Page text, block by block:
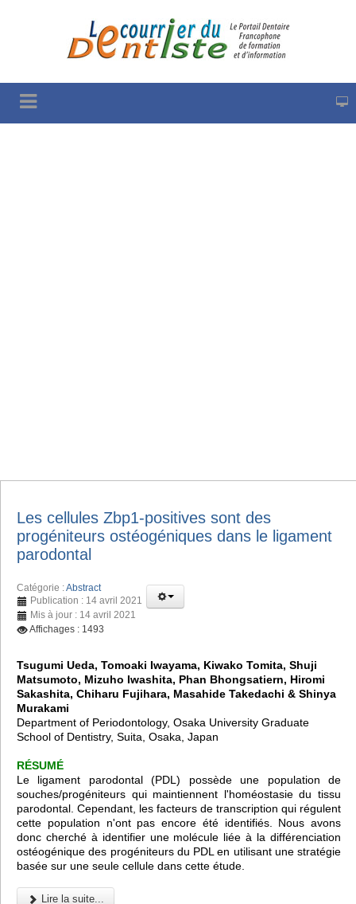
Les cellules Zbp1-positives sont des
progéniteurs ostéogéniques dans le ligament
parodontal
Catégorie :Abstract
Publication : 14 avril 2021
Mis à jour : 14 avril 2021
Affichages : 1493
Tsugumi Ueda, Tomoaki Iwayama, Kiwako Tomita, Shuji
Matsumoto, Mizuho Iwashita, Phan Bhongsatiern, Hiromi
Sakashita, Chiharu Fujihara, Masahide Takedachi & Shinya
Murakami
Department of Periodontology, Osaka University Graduate
School of Dentistry, Suita, Osaka, Japan
RÉSUMÉ
Le ligament parodontal (PDL) possède une population de
souches/progéniteurs qui maintiennent l'homéostasie du tissu
parodontal. Cependant, les facteurs de transcription qui régulent
cette population n'ont pas encore été identifiés. Nous avons
donc cherché à identifier une molécule liée à la différenciation
ostéogénique des progéniteurs du PDL en utilisant une stratégie
basée sur une seule cellule dans cette étude.
Lire la suite...